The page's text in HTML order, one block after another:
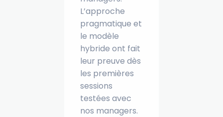
L’approche
pragmatique et
le modèle
hybride ont fait
leur preuve dès
les premières
sessions
testées avec
nos managers.